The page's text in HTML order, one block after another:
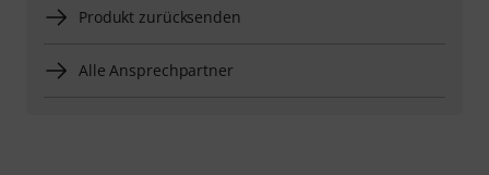
Produkt zurücksenden
Alle Ansprechpartner